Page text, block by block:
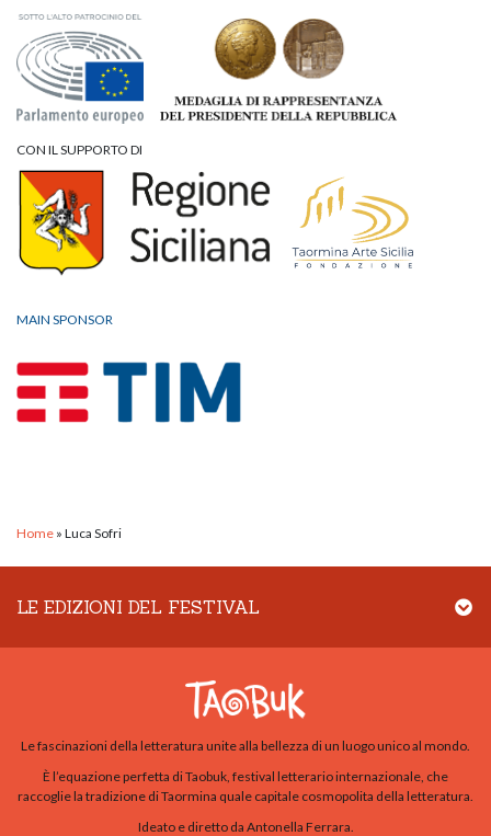
CON IL SUPPORTO DI
MAIN SPONSOR
Home » Luca Sofri
LE EDIZIONI DEL FESTIVAL
Le fascinazioni della letteratura unite alla bellezza di un luogo unico al mondo.
È l’equazione perfetta di Taobuk, festival letterario internazionale, che
raccoglie la tradizione di Taormina quale capitale cosmopolita della letteratura.
Ideato e diretto da Antonella Ferrara.